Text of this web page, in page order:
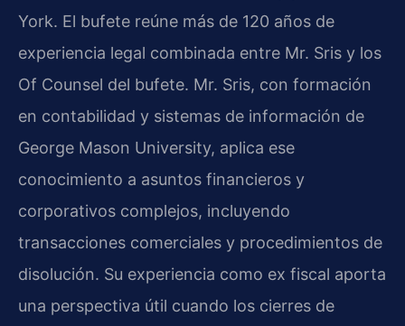
York. El bufete reúne más de 120 años de
experiencia legal combinada entre Mr. Sris y los
Of Counsel del bufete. Mr. Sris, con formación
en contabilidad y sistemas de información de
George Mason University, aplica ese
conocimiento a asuntos financieros y
corporativos complejos, incluyendo
transacciones comerciales y procedimientos de
disolución. Su experiencia como ex fiscal aporta
una perspectiva útil cuando los cierres de